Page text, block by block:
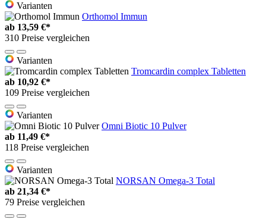
Varianten
Orthomol Immun
ab 13,59 €*
310 Preise vergleichen
Varianten
Tromcardin complex Tabletten
ab 10,92 €*
109 Preise vergleichen
Varianten
Omni Biotic 10 Pulver
ab 11,49 €*
118 Preise vergleichen
Varianten
NORSAN Omega-3 Total
ab 21,34 €*
79 Preise vergleichen